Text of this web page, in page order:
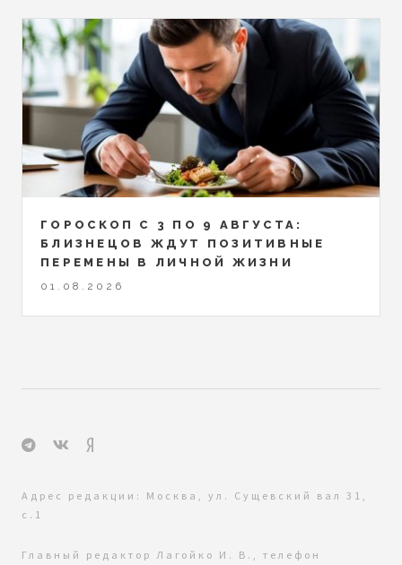
ГОРОСКОП С 3 ПО 9 АВГУСТА:
БЛИЗНЕЦОВ ЖДУТ ПОЗИТИВНЫЕ
ПЕРЕМЕНЫ В ЛИЧНОЙ ЖИЗНИ
01.08.2026
Адрес редакции: Москва, ул. Сущевский вал 31,
с.1
Главный редактор Лагойко И. В., телефон